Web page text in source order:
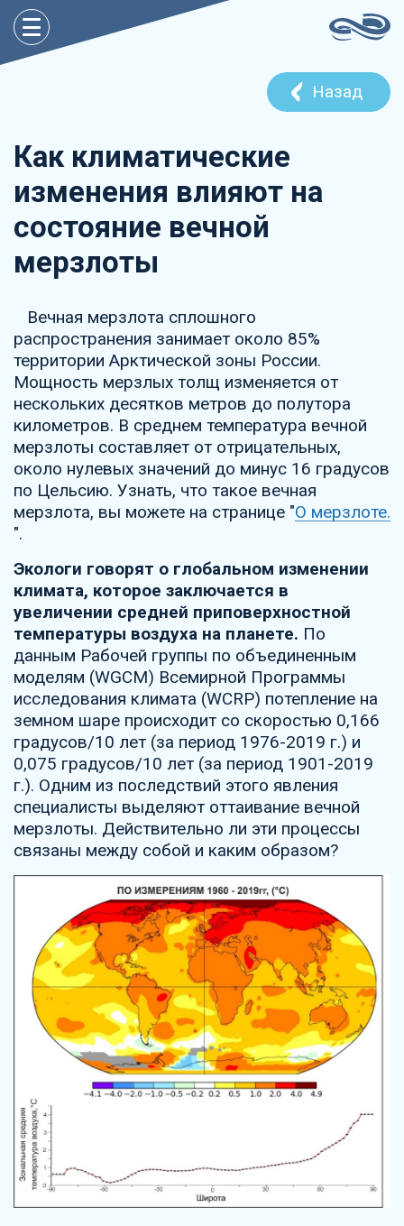
Назад
Как климатические
изменения влияют на
состояние вечной
мерзлоты
Вечная мерзлота сплошного
распространения занимает около 85%
территории Арктической зоны России.
Мощность мерзлых толщ изменяется от
нескольких десятков метров до полутора
километров. В среднем температура вечной
мерзлоты составляет от отрицательных,
около нулевых значений до минус 16 градусов
по Цельсию. Узнать, что такое вечная
мерзлота, вы можете на странице "О мерзлоте.
".
Экологи говорят о глобальном изменении
климата, которое заключается в
увеличении средней приповерхностной
температуры воздуха на планете. По
данным Рабочей группы по объединенным
моделям (WGCM) Всемирной Программы
исследования климата (WCRP) потепление на
земном шаре происходит со скоростью 0,166
градусов/10 лет (за период 1976-2019 г.) и
0,075 градусов/10 лет (за период 1901-2019
г.). Одним из последствий этого явления
специалисты выделяют оттаивание вечной
мерзлоты. Действительно ли эти процессы
связаны между собой и каким образом?